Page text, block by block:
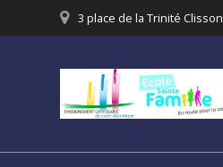
3 place de la Trinité Clisson